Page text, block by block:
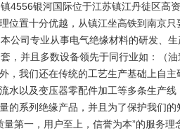
4556银河国际位于江苏镇江丹徒区高
位置十分优越，从镇江坐高铁到南京
公司专业从事电气绝缘材料的研发、
，并且多数设备领先于同行业如：（
，我们还在传统的工艺生产基础上自
水以及变压器零配件加工等多条生产
的系列绝缘产品，并且为了保护我们
第一，用户至上，信誉为本”的服务